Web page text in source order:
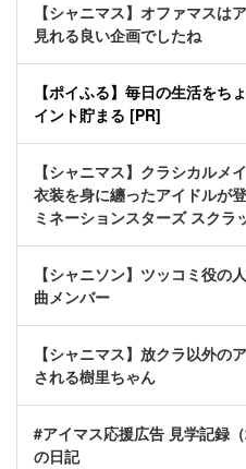
【シャニマス】オファマスは
見れる良い企画でしたね
【ポイふる】毎日の生活をち
イント貯まる [PR]
【シャニマス】クラシカルメ
衣装を身に纏ったアイドルが
ミネーションスターズ スクラ
【シャニソン】ツッコミ役の
曲メンバー
【シャニマス】放クラ以外の
される樹里ちゃん
#アイマス応援広告 見学記録
の日記